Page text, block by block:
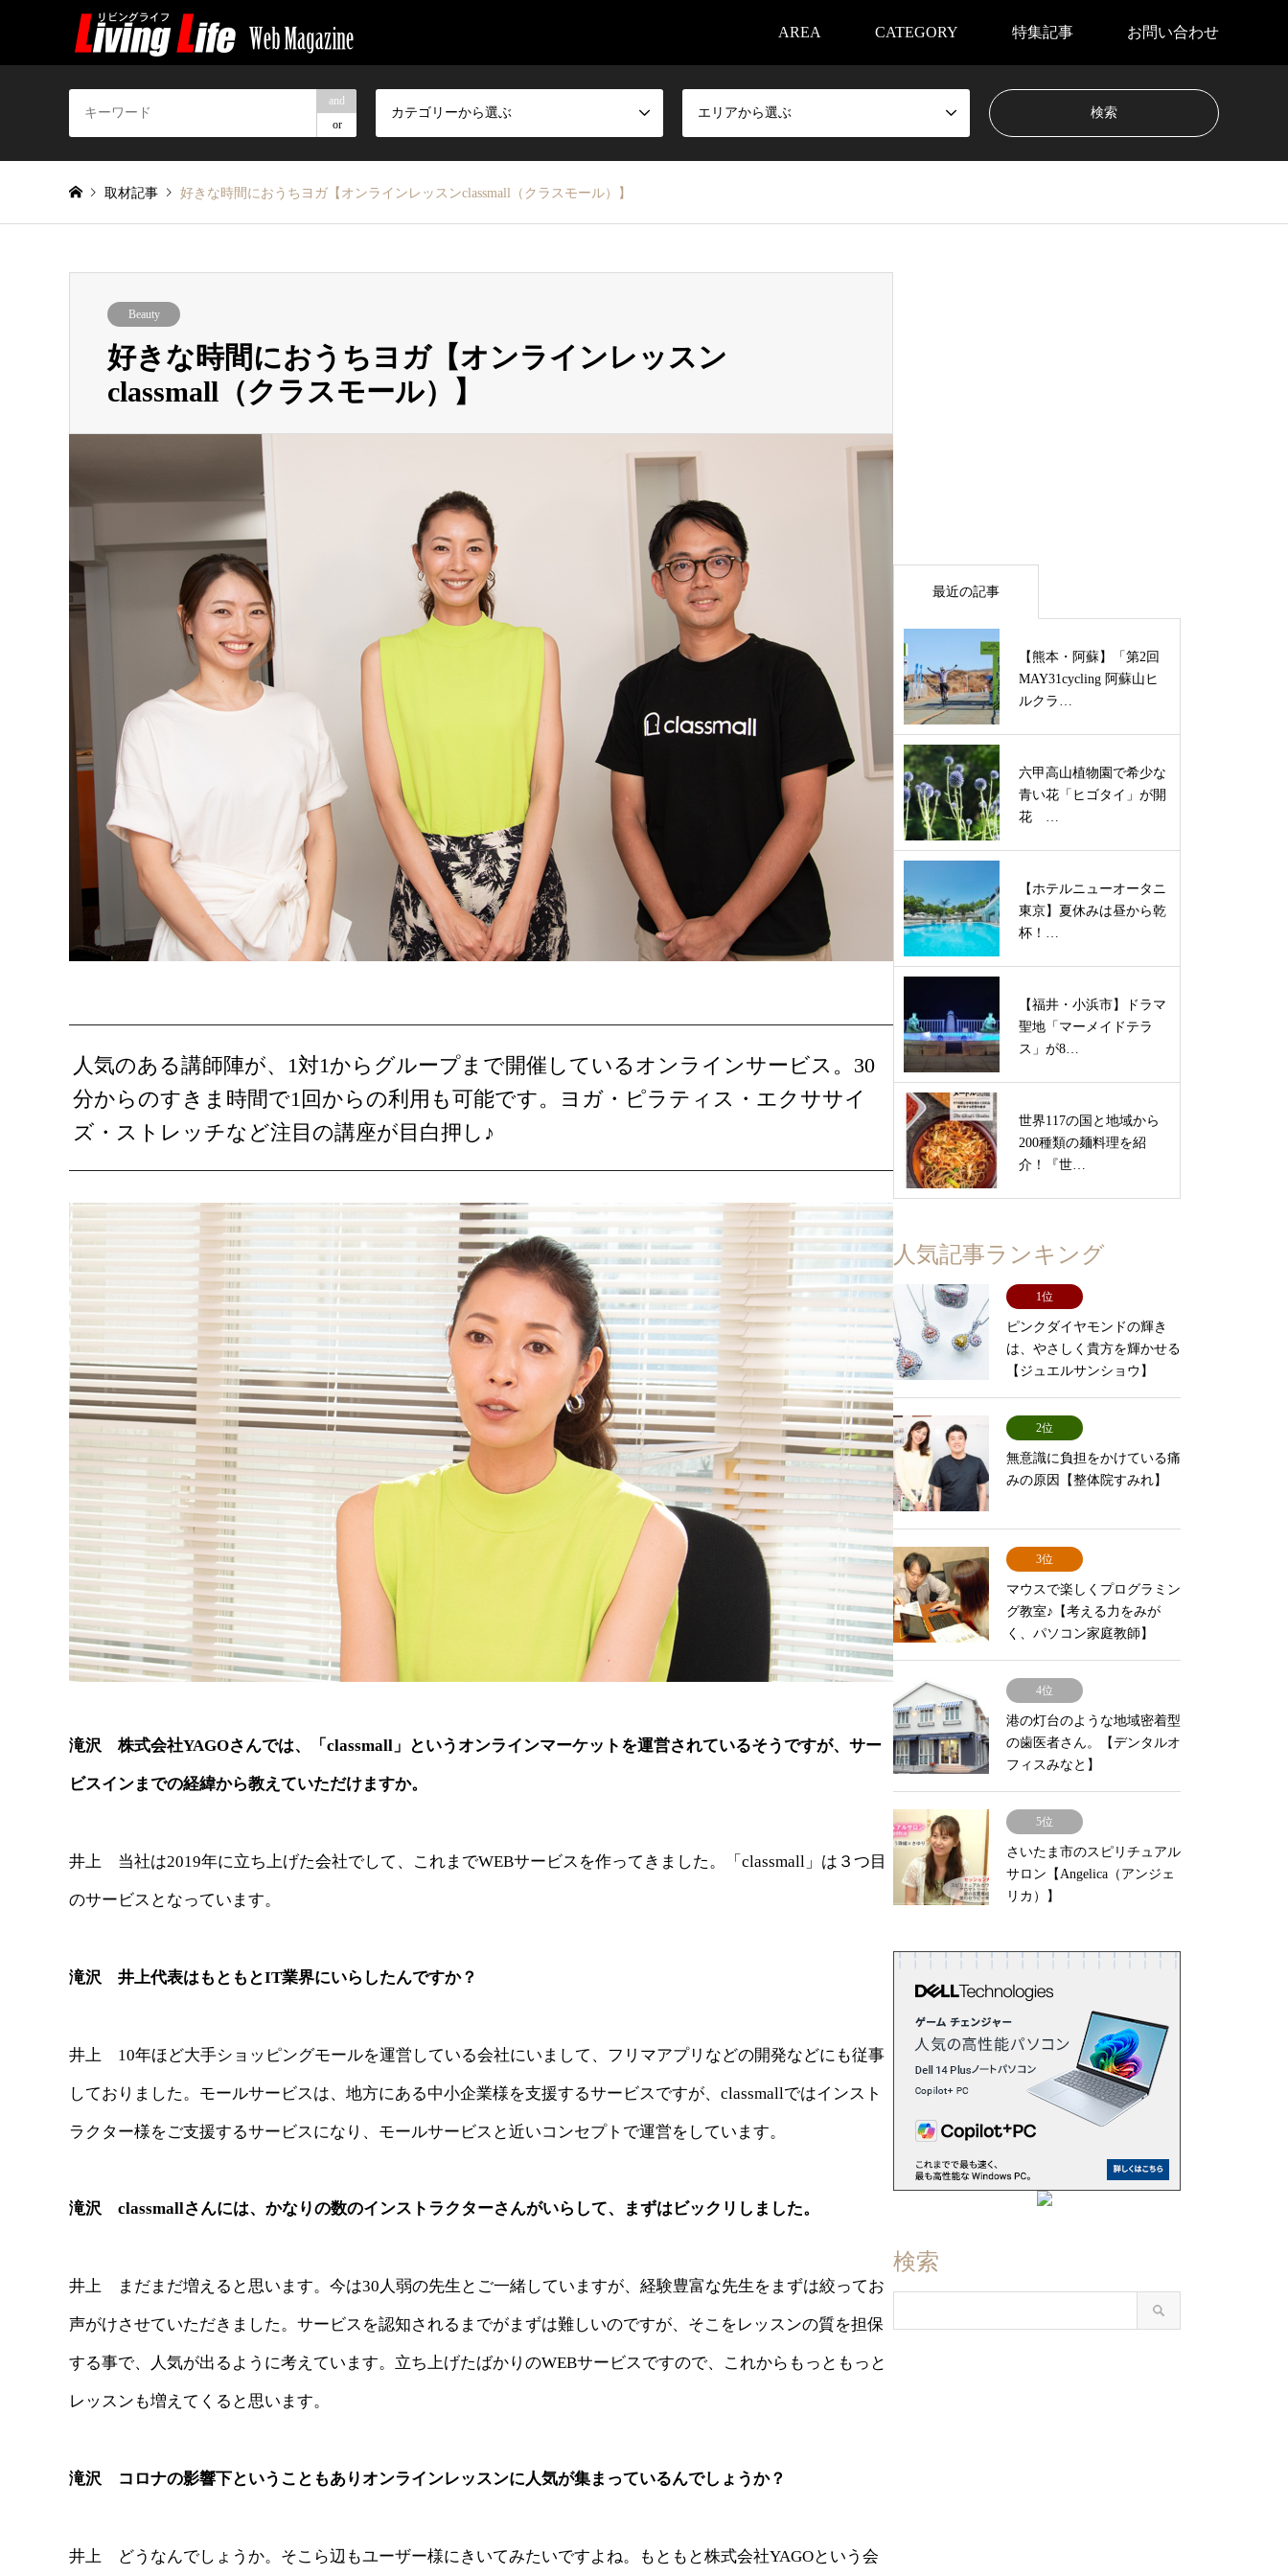
AREA CATEGORY 特集記事 お問い合わせ
and
or
カテゴリーから選ぶ エリアから選ぶ
取材記事 好きな時間におうちヨガ【オンラインレッスンclassmall（クラスモール）】
Beauty
好きな時間におうちヨガ【オンラインレッスン
classmall（クラスモール）】
人気のある講師陣が、1対1からグループまで開催しているオンラインサービス。30
分からのすきま時間で1回からの利用も可能です。ヨガ・ピラティス・エクササイ
ズ・ストレッチなど注目の講座が目白押し♪
滝沢 株式会社YAGOさんでは、「classmall」というオンラインマーケットを運営されているそうですが、サー
ビスインまでの経緯から教えていただけますか。
井上 当社は2019年に立ち上げた会社でして、これまでWEBサービスを作ってきました。「classmall」は３つ目
のサービスとなっています。
滝沢 井上代表はもともとIT業界にいらしたんですか？
井上 10年ほど大手ショッピングモールを運営している会社にいまして、フリマアプリなどの開発などにも従事
しておりました。モールサービスは、地方にある中小企業様を支援するサービスですが、classmallではインスト
ラクター様をご支援するサービスになり、モールサービスと近いコンセプトで運営をしています。
滝沢 classmallさんには、かなりの数のインストラクターさんがいらして、まずはビックリしました。
井上 まだまだ増えると思います。今は30人弱の先生とご一緒していますが、経験豊富な先生をまずは絞ってお
声がけさせていただきました。サービスを認知されるまでがまずは難しいのですが、そこをレッスンの質を担保
する事で、人気が出るように考えています。立ち上げたばかりのWEBサービスですので、これからもっともっと
レッスンも増えてくると思います。
滝沢 コロナの影響下ということもありオンラインレッスンに人気が集まっているんでしょうか？
井上 どうなんでしょうか。そこら辺もユーザー様にきいてみたいですよね。もともと株式会社YAGOという会
最近の記事
【熊本・阿蘇】「第2回
MAY31cycling 阿蘇山ヒ
ルクラ…
六甲高山植物園で希少な
青い花「ヒゴタイ」が開
花 …
【ホテルニューオータニ
東京】夏休みは昼から乾
杯！…
【福井・小浜市】ドラマ
聖地「マーメイドテラ
ス」が8…
世界117の国と地域から
200種類の麺料理を紹
介！『世…
人気記事ランキング
1位
ピンクダイヤモンドの輝き
は、やさしく貴方を輝かせる
【ジュエルサンショウ】
2位
無意識に負担をかけている痛
みの原因【整体院すみれ】
3位
マウスで楽しくプログラミン
グ教室♪【考える力をみが
く、パソコン家庭教師】
4位
港の灯台のような地域密着型
の歯医者さん。【デンタルオ
フィスみなと】
5位
さいたま市のスピリチュアル
サロン【Angelica（アンジェ
リカ）】
検索